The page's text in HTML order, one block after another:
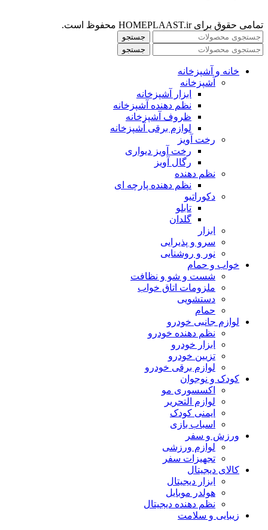
تمامی حقوق برای HOMEPLAAST.ir محفوظ است.
جستجو
جستجو
خانه و آشپزخانه
آشپزخانه
ابزار آشپزخانه
نظم دهنده آشپزخانه
ظروف آشپزخانه
لوازم برقی آشپزخانه
رخت آویز
رخت آویز دیواری
رگال آویز
نظم دهنده
نظم دهنده پارچه ای
دکوراتیو
تابلو
گلدان
ابزار
سرو و پذیرایی
نور و روشنایی
خواب و حمام
شست و شو و نظافت
ملزومات اتاق خواب
دستشویی
حمام
لوازم جانبی خودرو
نظم دهنده خودرو
ابزار خودرو
تزیین خودرو
لوازم برقی خودرو
کودک و نوجوان
اکسسوری مو
لوازم التحریر
ایمنی کودک
اسباب بازی
ورزش و سفر
لوازم ورزشی
تجهیزات سفر
کالای دیجیتال
ابزار دیجیتال
هولدر موبایل
نظم دهنده دیجیتال
زیبایی و سلامت